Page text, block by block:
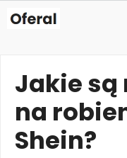
Przejdź
do
Jakie są
na
Shein?